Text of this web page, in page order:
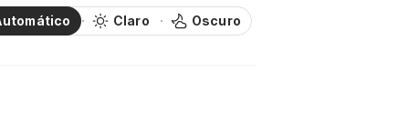
Claro Oscuro